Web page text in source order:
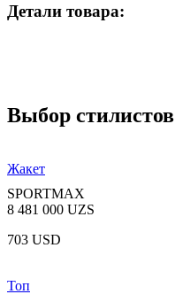
Детали товара:
Выбор стилистов
Жакет
SPORTMAX
8 481 000 UZS
703 USD
Топ